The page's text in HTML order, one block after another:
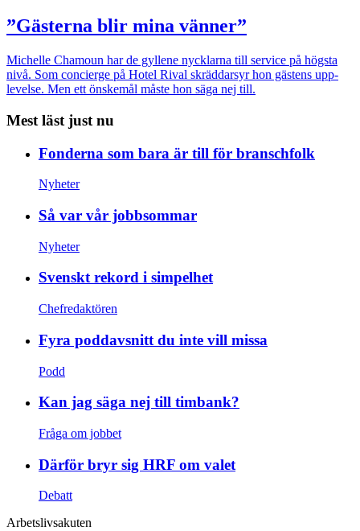
”Gästerna blir mina vänner”
Michelle Chamoun har de gyllene nycklarna till service på högsta
nivå. Som concierge på Hotel Rival skräddarsyr hon gästens upp­
levelse. Men ett önskemål måste hon säga nej till.
Mest läst just nu
Fonderna som bara är till för branschfolk
Nyheter
Så var vår jobbsommar
Nyheter
Svenskt rekord i simpelhet
Chefredaktören
Fyra poddavsnitt du inte vill missa
Podd
Kan jag säga nej till timbank?
Fråga om jobbet
Därför bryr sig HRF om valet
Debatt
Arbetslivsakuten